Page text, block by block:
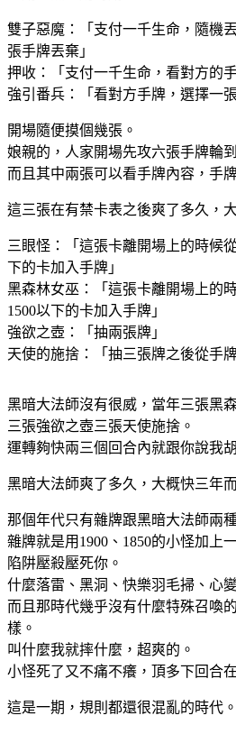
雙子惡魔：「支付一千生命，隨機
張手牌丟棄」
押收：「支付一千生命，看對方的
強引番兵：「看對方手牌，選擇一張
開場隨便摸個幾張。
娘親的，人家開場先攻六張手牌輪
而且其中兩張可以看手牌內容，手
這三張在有禁卡表之後爽了多久，
三眼怪：「這張卡離開場上的時候
下的卡加入手牌」
黑森林女巫：「這張卡離開場上的
1500以下的卡加入手牌」
強欲之壺：「抽兩張牌」
天使的施捨：「抽三張牌之後從手
黑暗大法師沒有很威，當年三張黑
三張強欲之壺三張天使施捨。
運轉夠快兩三個回合內就跟你說我
黑暗大法師爽了多久，大概快三年
那個年代只有雜牌跟黑暗大法師兩
雜牌就是用1900、1850的小怪加上
陷阱壓殺壓死你。
什麼落雷、黑洞、快樂羽毛掃、心
而且那時代幾乎沒有什麼特殊召喚
樣。
叫什麼我就摔什麼，超爽的。
小怪死了又不痛不癢，頂多下回合
這是一期，規則都還很混亂的時代。